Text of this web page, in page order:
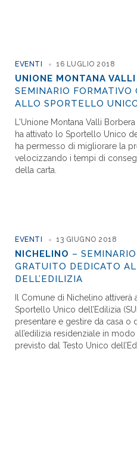
EVENTI 16 LUGLIO 2018
UNIONE MONTANA
SEMINARIO FORMATIVO
ALLO SPORTELLO
L'Unione Montana Valli
ha attivato lo Sportello Unico
ha permesso di migliorare la
velocizzando i tempi di
della carta.
EVENTI 13 GIUGNO 2018
NICHELINO –
GRATUITO DEDICATO
DELL’EDILIZIA
Il Comune di Nichelino
Sportello Unico dell’Edilizia
presentare e gestire da casa o
all’edilizia residenziale in
previsto dal Testo Unico